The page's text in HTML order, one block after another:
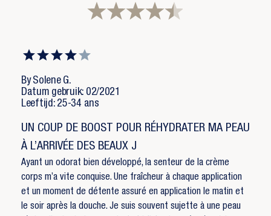
Toevoegen aan Verlanglijst
add_circle_outline Create new list
Maak een verlanglijst
Annuleren
U moet ingelogd zijn om producten in uw
By Solene G.
Datum gebruik: 02/2021
Leeftijd: 25-34 ans
UN COUP DE BOOST POUR RÉHYDRATER MA PEAU
À L’ARRIVÉE DES BEAUX J
Ayant un odorat bien développé, la senteur de la crème
corps m’a vite conquise. Une fraîcheur à chaque application
et un moment de détente assuré en application le matin et
le soir après la douche. Je suis souvent sujette à une peau